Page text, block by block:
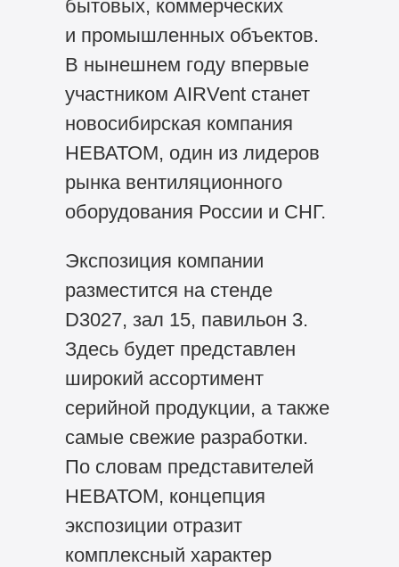
бытовых, коммерческих
и промышленных объектов.
В нынешнем году впервые
участником AIRVent станет
новосибирская компания
НЕВАТОМ, один из лидеров
рынка вентиляционного
оборудования России и СНГ.
Экспозиция компании
разместится на стенде
D3027, зал 15, павильон 3.
Здесь будет представлен
широкий ассортимент
серийной продукции, а также
самые свежие разработки.
По словам представителей
НЕВАТОМ, концепция
экспозиции отразит
комплексный характер